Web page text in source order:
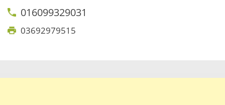
016099329031
03692979515